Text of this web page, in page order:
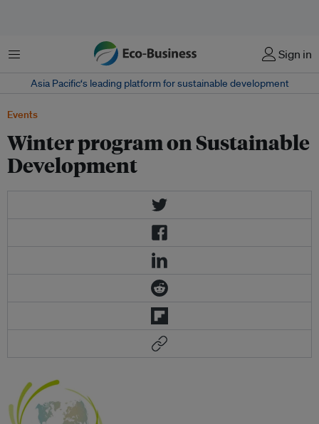
Menu Sign in
Asia Pacific‘s leading platform for sustainable development
Events
Winter program on Sustainable
Development